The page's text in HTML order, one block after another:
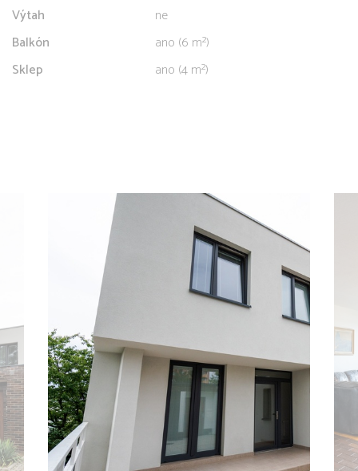
Výtah
ne
Balkón
ano (6 m²)
Sklep
ano (4 m²)